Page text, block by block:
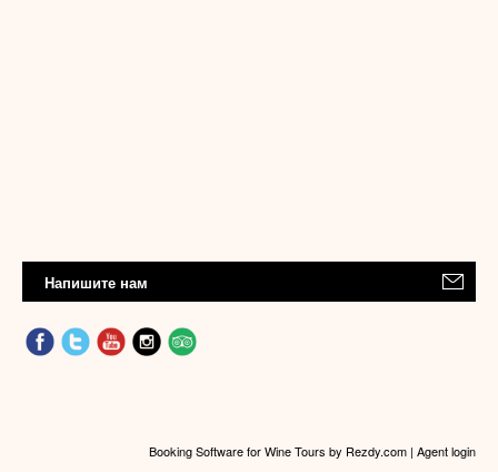
Напишите нам
Booking Software for Wine Tours by Rezdy.com | Agent login